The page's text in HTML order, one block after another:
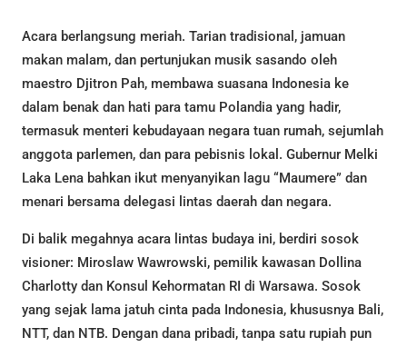
Acara berlangsung meriah. Tarian tradisional, jamuan
makan malam, dan pertunjukan musik sasando oleh
maestro Djitron Pah, membawa suasana Indonesia ke
dalam benak dan hati para tamu Polandia yang hadir,
termasuk menteri kebudayaan negara tuan rumah, sejumlah
anggota parlemen, dan para pebisnis lokal. Gubernur Melki
Laka Lena bahkan ikut menyanyikan lagu “Maumere” dan
menari bersama delegasi lintas daerah dan negara.
Di balik megahnya acara lintas budaya ini, berdiri sosok
visioner: Miroslaw Wawrowski, pemilik kawasan Dollina
Charlotty dan Konsul Kehormatan RI di Warsawa. Sosok
yang sejak lama jatuh cinta pada Indonesia, khususnya Bali,
NTT, dan NTB. Dengan dana pribadi, tanpa satu rupiah pun